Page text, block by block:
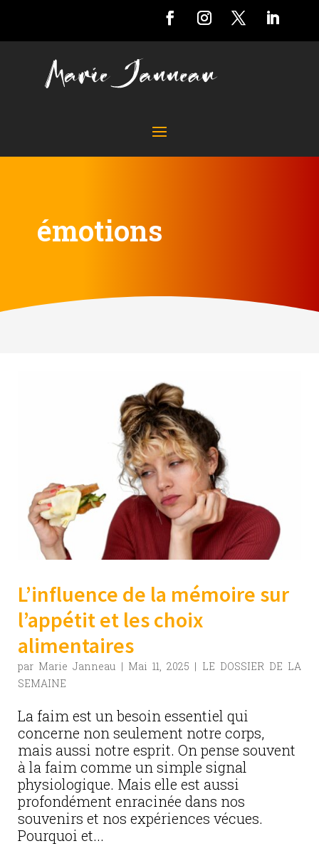
émotions
L’influence de la mémoire sur
l’appétit et les choix
alimentaires
par Marie Janneau | Mai 11, 2025 | LE DOSSIER DE LA
SEMAINE
La faim est un besoin essentiel qui
concerne non seulement notre corps,
mais aussi notre esprit. On pense souvent
à la faim comme un simple signal
physiologique. Mais elle est aussi
profondément enracinée dans nos
souvenirs et nos expériences vécues.
Pourquoi et...